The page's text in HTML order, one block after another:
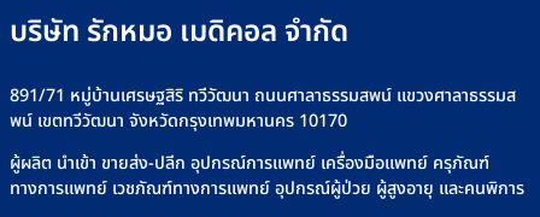
บริษัท รักหมอ เมดิคอล จำกัด
891/71 หมู่บ้านเศรษฐสิริ ทวีวัฒนา ถนนศาลาธรรมสพน์ แขวงศาลาธรรมส
พน์ เขตทวีวัฒนา จังหวัดกรุงเทพมหานคร 10170
ผู้ผลิต นำเข้า ขายส่ง-ปลีก อุปกรณ์การแพทย์ เครื่องมือแพทย์ ครุภัณฑ์
ทางการแพทย์ เวชภัณฑ์ทางการแพทย์ อุปกรณ์ผู้ป่วย ผู้สูงอายุ และคนพิการ